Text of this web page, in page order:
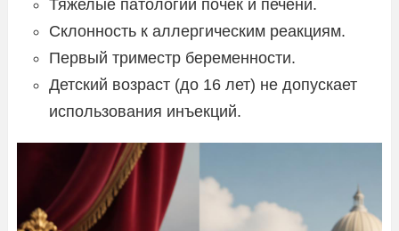
Тяжелые патологии почек и печени.
Склонность к аллергическим реакциям.
Первый триместр беременности.
Детский возраст (до 16 лет) не допускает
использования инъекций.